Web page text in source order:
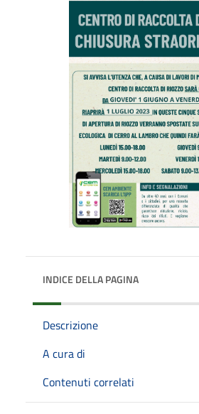
INDICE DELLA PAGINA
Descrizione
A cura di
Contenuti correlati